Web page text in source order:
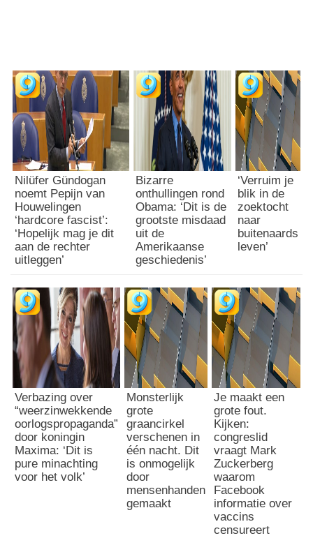
Nilüfer Gündogan
noemt Pepijn van
Houwelingen
‘hardcore fascist’:
‘Hopelijk mag je dit
aan de rechter
uitleggen’
Bizarre
onthullingen rond
Obama: ‘Dit is de
grootste misdaad
uit de
Amerikaanse
geschiedenis’
‘Verruim je
blik in de
zoektocht
naar
buitenaards
leven’
Verbazing over
“weerzinwekkende
oorlogspropaganda”
door koningin
Maxima: ‘Dit is
pure minachting
voor het volk’
Monsterlijk
grote
graancirkel
verschenen in
één nacht. Dit
is onmogelijk
door
mensenhanden
gemaakt
Je maakt een
grote fout.
Kijken:
congreslid
vraagt Mark
Zuckerberg
waarom
Facebook
informatie over
vaccins
censureert